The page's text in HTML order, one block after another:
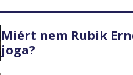
Miért nem Rubik
joga?